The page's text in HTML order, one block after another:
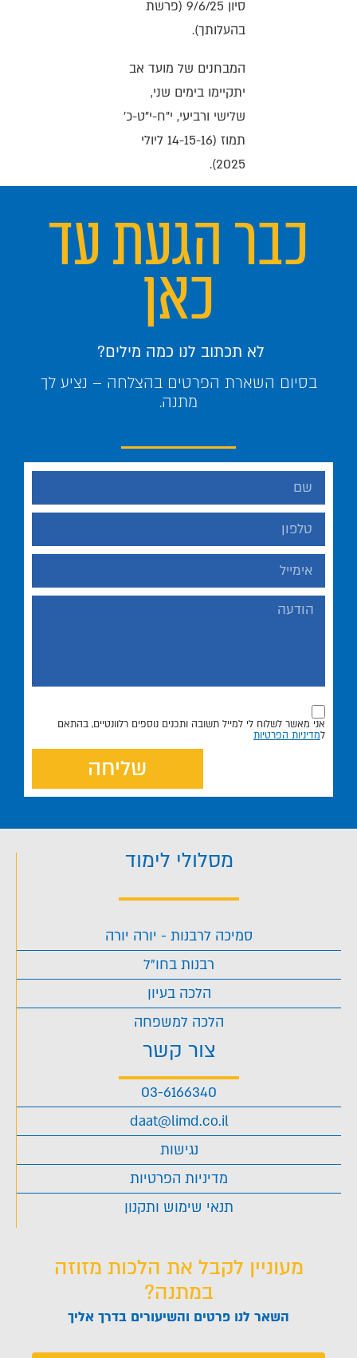
סיון 9/6/25 (פרשת
בהעלותך).
המבחנים של מועד אב
יתקיימו בימים שני,
שלישי ורביעי, י"ח-י"ט-כ'
תמוז (14-15-16 ליולי
2025).
כבר הגעת עד
כאן
לא תכתוב לנו כמה מילים?
בסיום השארת הפרטים בהצלחה – נציע לך
מתנה.
אני מאשר לשלוח לי למייל תשובה ותכנים נוספים רלוונטיים, בהתאם
למדיניות הפרטיות
שליחה
מסלולי לימוד
סמיכה לרבנות - יורה יורה
רבנות בחו"ל
הלכה בעיון
הלכה למשפחה
צור קשר
03-6166340
daat@limd.co.il
נגישות
מדיניות הפרטיות
תנאי שימוש ותקנון
מעוניין לקבל את הלכות מזוזה
במתנה?
השאר לנו פרטים והשיעורים בדרך אליך